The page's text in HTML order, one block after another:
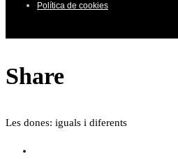
Política de cookies
Share
Les dones: iguals i diferents